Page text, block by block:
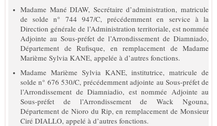
Madame Mané DIAW, Secrétaire d’administration, matricule
de solde n° 744 947/C, précédemment en service à la
Direction générale de l’Administration territoriale, est nommée
Adjointe au Sous-préfet de l’Arrondissement de Diamniado,
Département de Rufisque, en remplacement de Madame
Marième Sylvia KANE, appelée à d’autres fonctions.
Madame Marième Sylvia KANE, institutrice, matricule de
solde n° 676 530/C, précédemment adjointe au Sous-préfet de
l’Arrondissement de Diamniadio, est nommée Adjointe au
Sous-préfet de l’Arrondissement de Wack Ngouna,
Département de Nioro du Rip, en remplacement de Monsieur
Ciré DIALLO, appelé à d’autres fonctions.